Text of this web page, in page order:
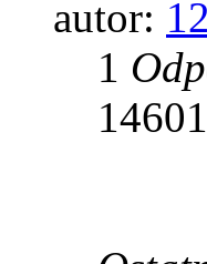
autor:
1
14601